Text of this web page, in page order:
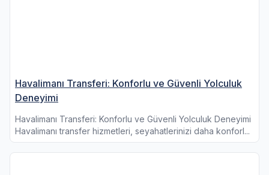
Havalimanı Transferi: Konforlu ve Güvenli Yolculuk
Deneyimi
Havalimanı Transferi: Konforlu ve Güvenli Yolculuk Deneyimi
Havalimanı transfer hizmetleri, seyahatlerinizi daha konforl...